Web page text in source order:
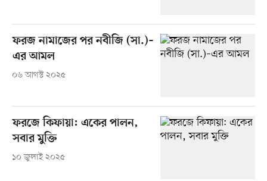
ফরজ নামাজের পর নবীজি (সা.)–
এর আমল
০৬ আগস্ট ২০২৫
ফরজে কিফায়া: একের পালন,
সবার মুক্তি
১০ জুলাই ২০২৫